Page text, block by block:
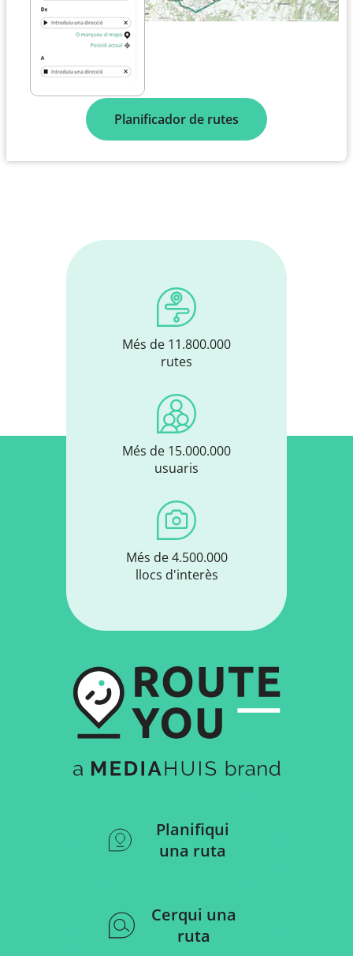
Planificador de rutes
Més de 11.800.000
rutes
Més de 15.000.000
usuaris
Més de 4.500.000
llocs d'interès
Planifiqui
una ruta
Cerqui una
ruta